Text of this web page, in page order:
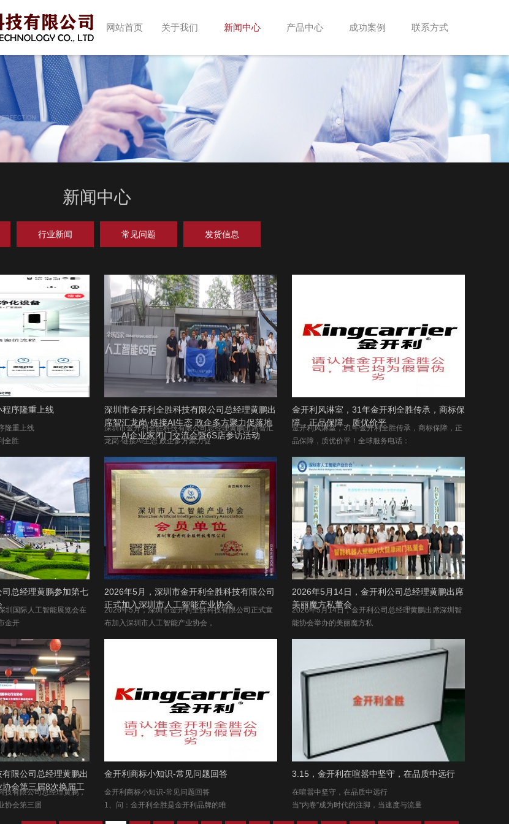
网站首页 关于我们 新闻中心 产品中心 成功案例 联系方式
新闻中心
行业新闻 常见问题 发货信息
序隆重上线
隆重上线
全胜
深圳市金开利全胜科技有限公司总经理黄鹏出
席智汇龙岗·链接AI生态 政企多方聚力促落地
——AI企业家闭门交流会暨6S店参访活动
深圳市金开利全胜科技有限公司总经理黄鹏出席智汇
龙岗·链接AI生态 政企多方聚力促
金开利风淋室，31年金开利全胜传承，商标保
障，正品保障，质优价平
金开利风淋室，31年金开利全胜传承，商标保障，正
品保障，质优价平！全球服务电话：
总经理黄鹏参加第七
圳国际人工智能展览会在
金开
2026年5月，深圳市金开利全胜科技有限公司
正式加入深圳市人工智能产业协会
2026年5月，深圳市金开利全胜科技有限公司正式宣
布加入深圳市人工智能产业协会，
2026年5月14日，金开利公司总经理黄鹏出席
美丽魔方私董会
2026年5月14日，金开利公司总经理黄鹏出席深圳智
能协会举办的美丽魔方私
限公司总经理黄鹏出
会第三届8次换届工
技有限公司总经理黄鹏，
协会第三届
金开利商标小知识-常见问题回答
金开利商标小知识-常见问题回答
1、问：金开利全胜是金开利品牌的唯
3.15，金开利在喧嚣中坚守，在品质中远行
在喧嚣中坚守，在品质中远行
当“内卷”成为时代的注脚，当速度与流量